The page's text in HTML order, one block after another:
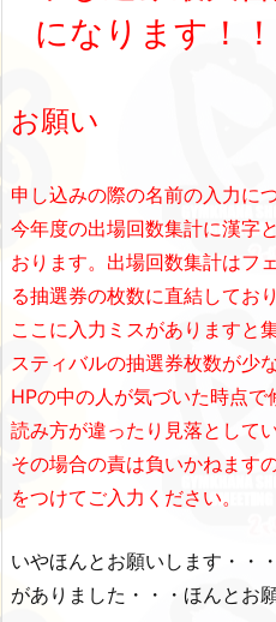
になります！！
お願い
申し込みの際の名前の入力に
今年度の出場回数集計に漢字
おります。出場回数集計はフ
る抽選券の枚数に直結しており
ここに入力ミスがありますと
スティバルの抽選券枚数が少
HPの中の人が気づいた時点
読み方が違ったり見落として
その場合の責は負いかねます
をつけてご入力ください。
いやほんとお願いします・・
がありました・・・ほんとお